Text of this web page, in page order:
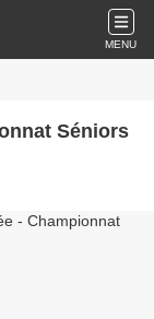
MENU
Séniors